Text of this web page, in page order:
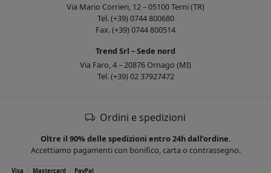
Via Mario Corrieri, 12 – 05100 Terni (TR)
Tel. (+39) 0744 800680
Fax. (+39) 0744 800514
Trend Srl – Sede nord
Via Faro, 4 – 20876 Ornago (MI)
Tel. (+39) 02 37927472
Ordini e spedizioni
Oltre il 90% delle spedizioni entro 24h dall’ordine.
Accettiamo pagamenti con bonifico, carta o contrassegno.
Visa Mastercard PayPal